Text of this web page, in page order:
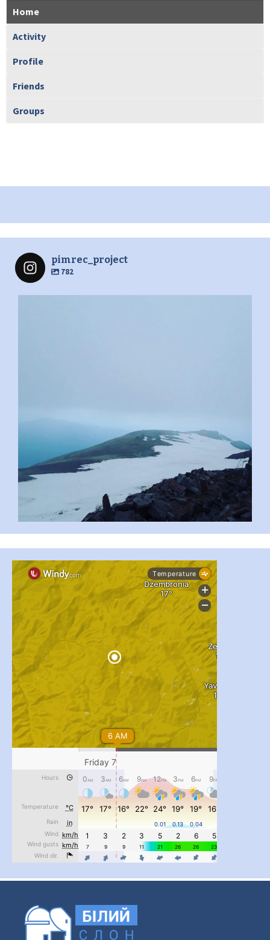
Home
Activity
Profile
Friends
Groups
pimrec_project
782
...
pimrec_project
#PipIvanToday
#PipIvanWeather
 ...
pimrec_project